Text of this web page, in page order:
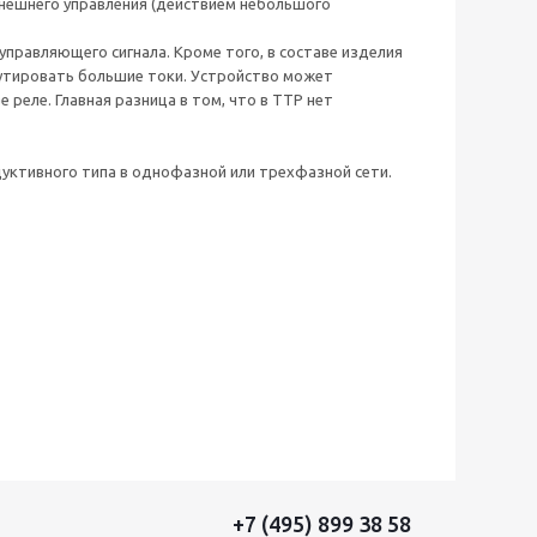
управления (действием небольшого
сигнала. Кроме того, в составе изделия
большие токи. Устройство может
реле. Главная разница в том, что в ТТР нет
типа в однофазной или трехфазной сети.
+7 (495) 899 38 58